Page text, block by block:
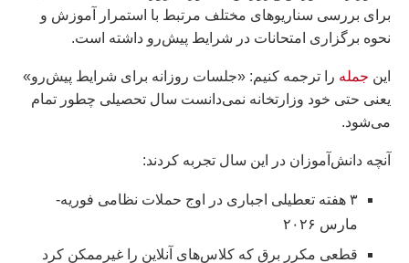
برای بررسی سناریوهای مختلف مرتبط با استمرار آموزش و
نحوه برگزاری امتحانات در شرایط پیش‌رو داشته است.
این جمله را ترجمه کنیم: «جلسات روزانه برای شرایط پیش‌رو»
یعنی حتی خود وزارتخانه نمی‌دانست سال تحصیلی چطور تمام
می‌شود.
آنچه دانش‌آموزان در این سال تجربه کردند:
۳ هفته تعطیلی اجباری در اوج حملات نظامی فوریه-
مارس ۲۰۲۶
قطعی مکرر برق که کلاس‌های آنلاین را غیرممکن کرد